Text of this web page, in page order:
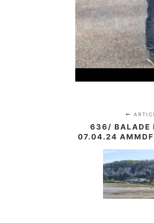
636/ BALADE
07.04.24 AMMDF